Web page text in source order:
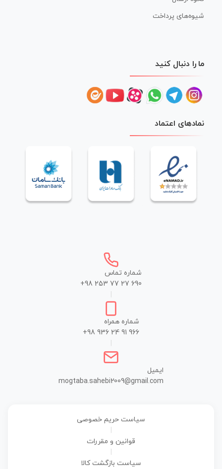
شیوه‌های پرداخت
ما را دنبال کنید
نمادهای اعتماد
شماره تماس
+98 253 77 27 690
شماره همراه
+98 936 24 91 966
ایمیل
mogtaba.sahebi2009@gmail.com
سیاست حریم خصوصی
قوانین و مقررات
سیاست بازگشت کالا